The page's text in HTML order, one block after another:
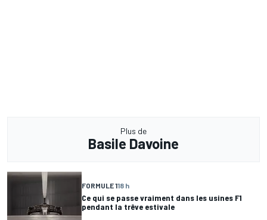
Plus de
Basile Davoine
FORMULE 118 h
Ce qui se passe vraiment dans les usines F1
pendant la trêve estivale